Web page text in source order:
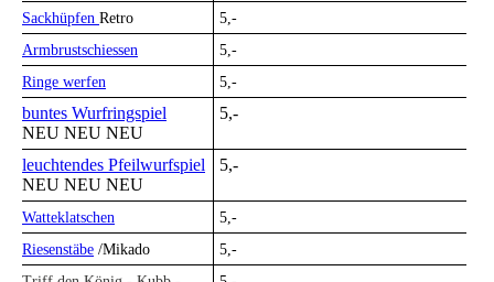
Sackhüpfen Retro
5,-
Armbrustschiessen
5,-
Ringe werfen
5,-
buntes Wurfringspiel
NEU NEU NEU
5,-
leuchtendes Pfeilwurfspiel
NEU NEU NEU
5,-
Watteklatschen
5,-
Riesenstäbe /Mikado
5,-